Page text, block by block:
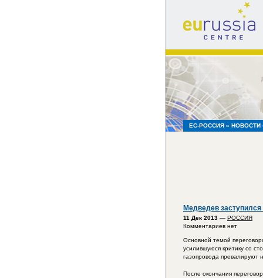
eurussia
centre
ЕС-РОССИЯ » НОВОСТИ
Медведев заступился
11 Дек 2013 — РОССИЯ
Комментариев нет
Основной темой
усилившуюся критику со
газопровода превалируют
После окончания